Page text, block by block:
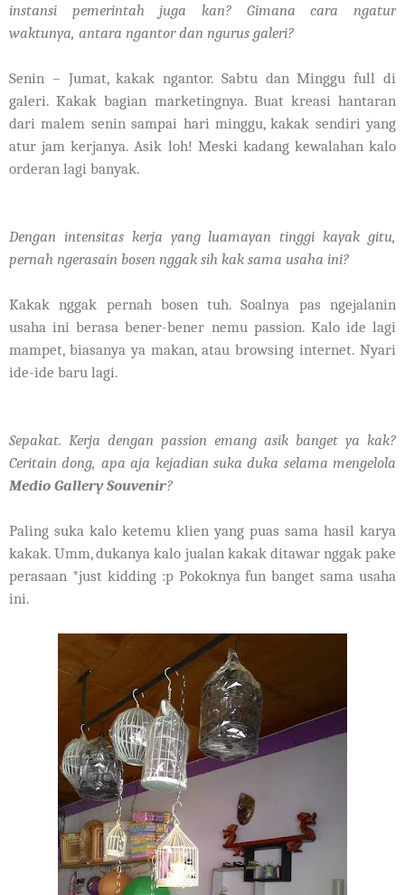
instansi pemerintah juga kan? Gimana cara ngatur
waktunya, antara ngantor dan ngurus galeri?
Senin – Jumat, kakak ngantor. Sabtu dan Minggu full di
galeri. Kakak bagian marketingnya. Buat kreasi hantaran
dari malem senin sampai hari minggu, kakak sendiri yang
atur jam kerjanya. Asik loh! Meski kadang kewalahan kalo
orderan lagi banyak.
Dengan intensitas kerja yang luamayan tinggi kayak gitu,
pernah ngerasain bosen nggak sih kak sama usaha ini?
Kakak nggak pernah bosen tuh. Soalnya pas ngejalanin
usaha ini berasa bener-bener nemu passion. Kalo ide lagi
mampet, biasanya ya makan, atau browsing internet. Nyari
ide-ide baru lagi.
Sepakat. Kerja dengan passion emang asik banget ya kak?
Ceritain dong, apa aja kejadian suka duka selama mengelola
Medio Gallery Souvenir?
Paling suka kalo ketemu klien yang puas sama hasil karya
kakak. Umm, dukanya kalo jualan kakak ditawar nggak pake
perasaan *just kidding :p Pokoknya fun banget sama usaha
ini.